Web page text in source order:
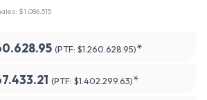
$1.086.515
(PTF: $1.260.628.95)*
(PTF: $1.402.299.63)*